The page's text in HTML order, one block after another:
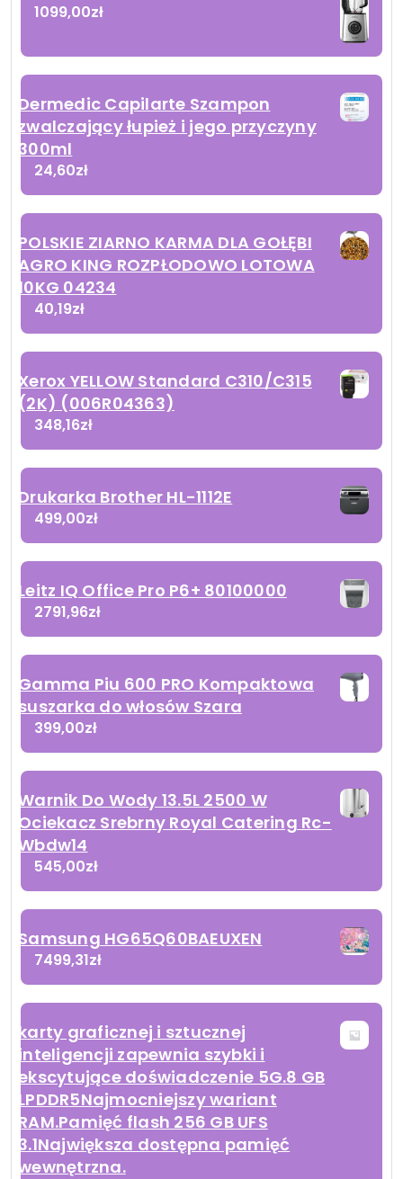
1099,00zł
Dermedic Capilarte Szampon
zwalczający łupież i jego przyczyny
300ml
24,60zł
POLSKIE ZIARNO KARMA DLA GOŁĘBI
AGRO KING ROZPŁODOWO LOTOWA
10KG 04234
40,19zł
Xerox YELLOW Standard C310/C315
(2K) (006R04363)
348,16zł
Drukarka Brother HL-1112E
499,00zł
Leitz IQ Office Pro P6+ 80100000
2791,96zł
Gamma Piu 600 PRO Kompaktowa
suszarka do włosów Szara
399,00zł
Warnik Do Wody 13.5L 2500 W
Ociekacz Srebrny Royal Catering Rc-
Wbdw14
545,00zł
Samsung HG65Q60BAEUXEN
7499,31zł
karty graficznej i sztucznej
inteligencji zapewnia szybki i
ekscytujące doświadczenie 5G.8 GB
LPDDR5Najmocniejszy wariant
RAM.Pamięć flash 256 GB UFS
3.1Największa dostępna pamięć
wewnętrzna.